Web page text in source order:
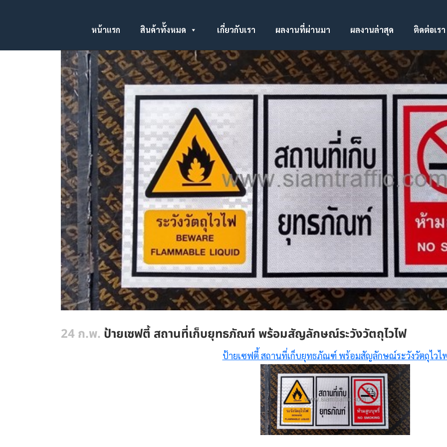
หน้าแรก สินค้าทั้งหมด เกี่ยวกับเรา ผลงานที่ผ่านมา ผลงานล่าสุด ติดต่อเรา
24 ก.พ. ป้ายเซฟตี้ สถานที่เก็บยุทธภัณฑ์ พร้อมสัญลักษณ์ระวังวัตถุไวไฟ
ป้ายเซฟตี้ สถานที่เก็บยุทธภัณฑ์ พร้อมสัญลักษณ์ระวังวัตถุไวไ